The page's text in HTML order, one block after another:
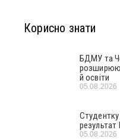
Корисно знати
БДМУ та
й освіти
05.08.2026
05.08.2026